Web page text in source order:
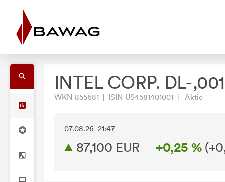
INTEL CORP. DL-,001
WKN 855681 | ISIN US4581401001 | Aktie
07.08.26 21:47
87,100 EUR +0,25 % (